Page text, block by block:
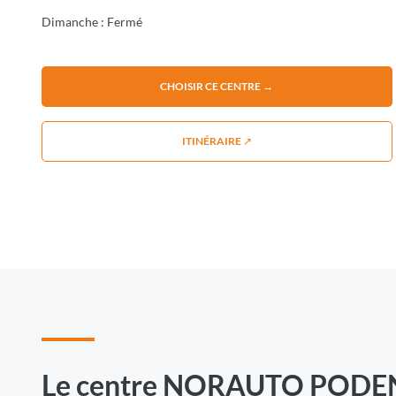
Dimanche : Fermé
CHOISIR CE CENTRE →
ITINÉRAIRE ↗
Le centre NORAUTO